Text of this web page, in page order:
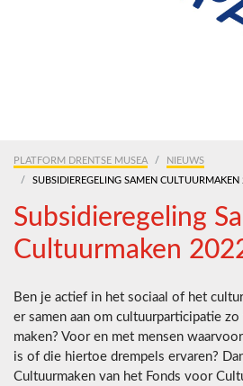
PLATFORM DRENTSE MUSEA
NIEUWS
SUBSIDIEREGELING SAMEN
Subsidieregeling
Cultuurmaken
Ben je actief in het sociaal of het
er samen aan om cultuurparticipatie
maken? Voor en met mensen
is of die hiertoe drempels ervaren?
Cultuurmaken van het Fonds voor